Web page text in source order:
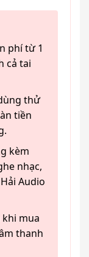
phí từ 1
cả tai
thử
tiền
kèm
nhạc,
Audio
khi mua
thanh